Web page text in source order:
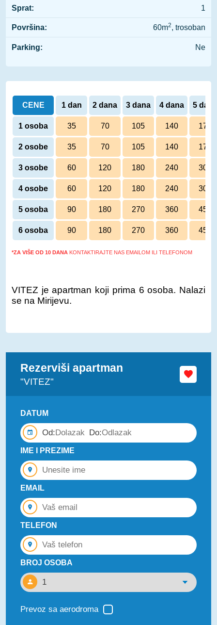
Sprat: 1
Površina: 60m2, trosoban
Parking: Ne
Rezerviši apartman
"VITEZ"
DATUM
Od: Do:
IME I PREZIME
EMAIL
TELEFON
BROJ OSOBA
Prevoz sa aerodroma
CENE 1 dan 2 dana 3 dana 4 dana 5 dana
1 osoba 35 70 105 140 175
2 osobe 35 70 105 140 175
3 osobe 60 120 180 240 300
4 osobe 60 120 180 240 300
5 osoba 90 180 270 360 450
6 osoba 90 180 270 360 450
*ZA VIŠE OD 10 DANA KONTAKTIRAJTE NAS EMAILOM ILI TELEFONOM
VITEZ je apartman koji prima 6 osoba. Nalazi
se na Mirijevu.